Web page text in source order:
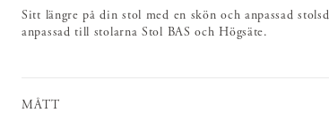
Sitt längre på din stol med en skön och anpassad
anpassad till stolarna Stol BAS och Högsäte.
MÅTT